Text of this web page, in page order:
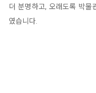
더 분명하고, 오래도록 박
였습니다.